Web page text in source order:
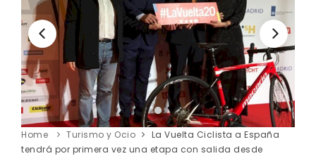
Home Turismo y Ocio
La Vuelta Ciclista a España
tendrá por primera vez una etapa con salida desde